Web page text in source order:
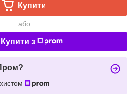
Купити
або
Купити з